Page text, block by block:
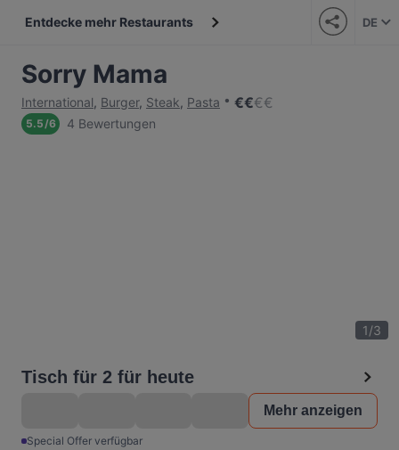
Entdecke mehr Restaurants DE
Sorry Mama
International, Burger, Steak, Pasta €€€€
5.5/6 4 Bewertungen
1/3
Tisch für 2 für heute
Mehr anzeigen
Special Offer verfügbar